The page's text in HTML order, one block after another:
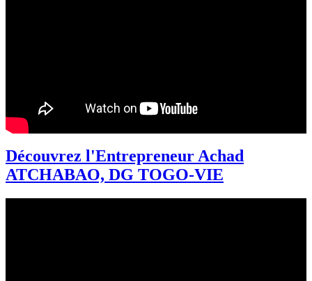
Découvrez l'Entrepreneur Achad
ATCHABAO, DG TOGO-VIE